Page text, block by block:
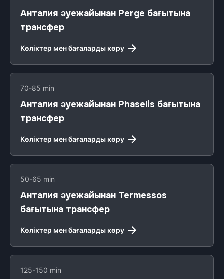
Анталия әуежайынан Perge бағытына
трансфер
Көліктер мен бағаларды көру
70-85 min
Анталия әуежайынан Phaselis бағытына
трансфер
Көліктер мен бағаларды көру
50-65 min
Анталия әуежайынан Termessos
бағытына трансфер
Көліктер мен бағаларды көру
125-150 min